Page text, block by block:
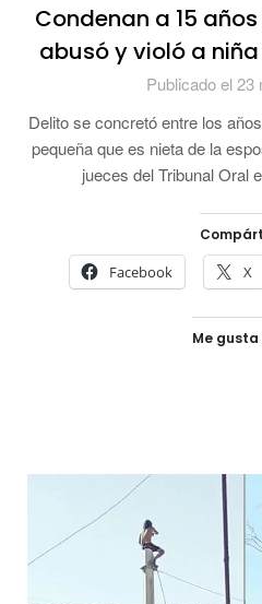
Condenan a 15
abusó y violó a
Publicado el 23
Delito se concretó entre los
pequeña que es nieta de la
jueces del Tribunal Oral
Facebook X
Me gusta